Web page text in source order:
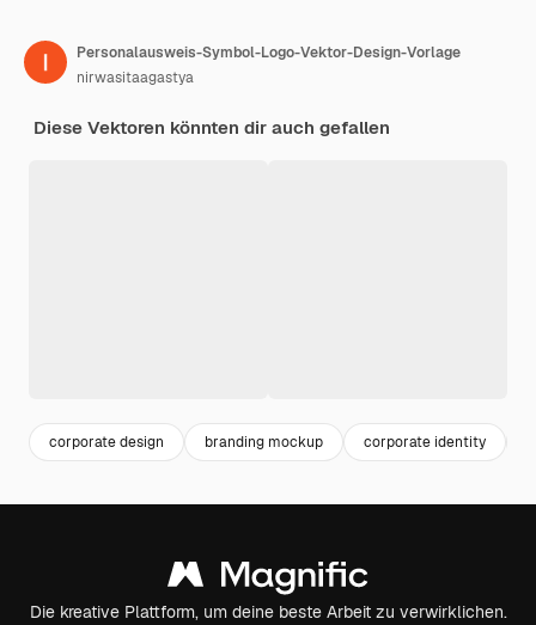
Personalausweis-Symbol-Logo-Vektor-Design-Vorlage
nirwasitaagastya
Diese Vektoren könnten dir auch gefallen
corporate design branding mockup corporate identity
Die kreative Plattform, um deine beste Arbeit zu verwirklichen.